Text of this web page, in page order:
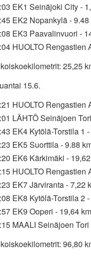
EK1 Seinäjoki City -
EK2 Nopankylä - 9.48
EK3 Paavalinvuori -
HUOLTO Rengastien
25,25
15.6.
HUOLTO Rengastien
LÄHTÖ Seinäjoen Tori
EK4 Kytölä-Torstila 1
EK5 Suorttila - 9.88
EK6 Kärkimäki -
HUOLTO Rengastien
EK7 Järviranta - 7,22
EK8 Kytölä-Torstila 2
EK9 Ooperi - 19,64 km
MAALI Seinäjoen Tori
96,80